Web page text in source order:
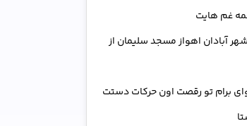
غم هایت
آبادان اهواز مسجد سلیمان از
برام تو رقصت اون حرکات دستت